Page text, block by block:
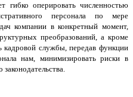
гибко оперировать численностью
персонала по мере
компании в конкретный момент,
преобразований, а кроме
кадровой службы, передав функции
нам, минимизировать риски в
законодательства.